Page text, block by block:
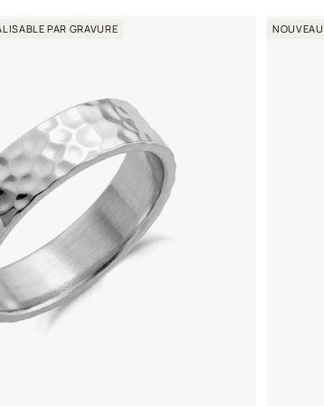
PAR GRAVURE